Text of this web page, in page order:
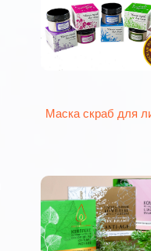
Маска скраб для